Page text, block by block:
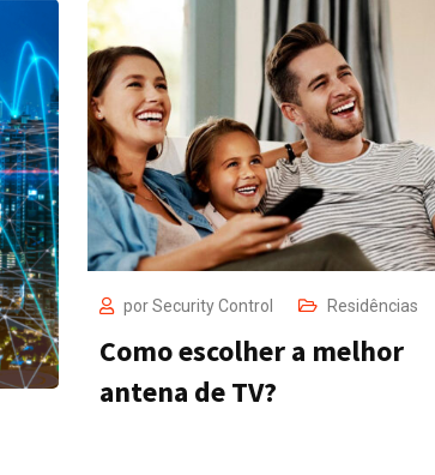
porSecurity Control Residências
Como escolher a melhor
antena de TV?